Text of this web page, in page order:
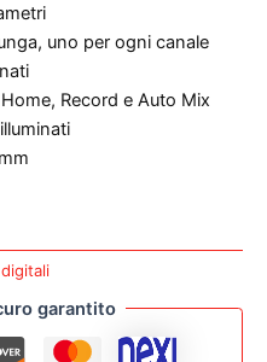
uno per ogni canale
Record e Auto Mix
garantito